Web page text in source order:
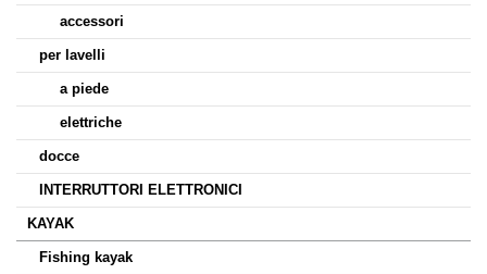
accessori
per lavelli
a piede
elettriche
docce
INTERRUTTORI ELETTRONICI
KAYAK
Fishing kayak